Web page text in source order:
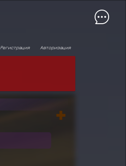
Авторизация
Регистрация